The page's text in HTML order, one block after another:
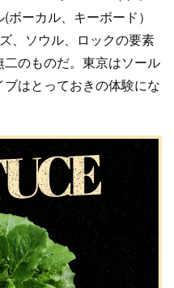
ーカル、キーボード）
、ソウル、ロックの要素
のものだ。東京はソール
はとっておきの体験にな